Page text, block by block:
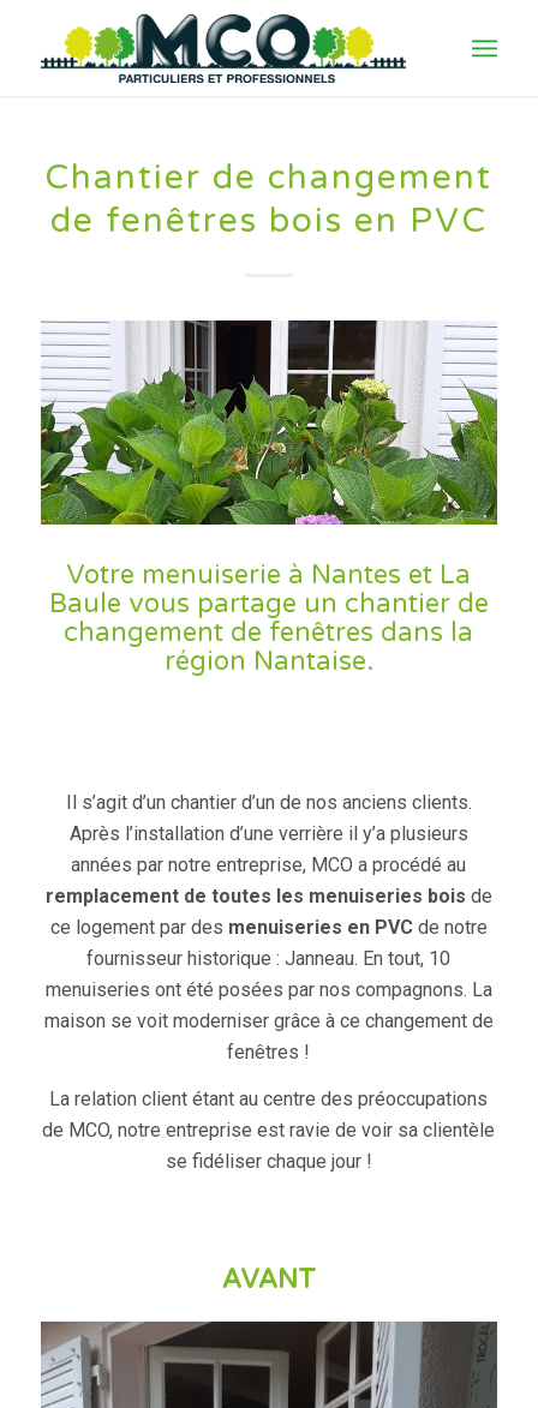
Chantier de changement
de fenêtres bois en PVC
Votre menuiserie à Nantes et La
Baule vous partage un chantier de
changement de fenêtres dans la
région Nantaise.
Il s’agit d’un chantier d’un de nos anciens clients.
Après l’installation d’une verrière il y’a plusieurs
années par notre entreprise, MCO a procédé au
remplacement de toutes les menuiseries bois de
ce logement par des menuiseries en PVCde notre
fournisseur historique :Janneau. En tout, 10
menuiseries ont été posées par nos compagnons. La
maison se voit moderniser grâce à ce changement de
fenêtres !
La relation client étant au centre des préoccupations
de MCO, notre entreprise est ravie de voir sa clientèle
se fidéliser chaque jour !
AVANT